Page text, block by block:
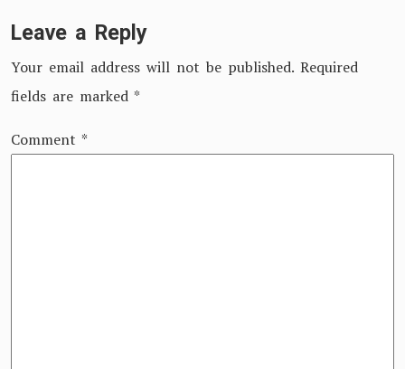
Leave a Reply
Your email address will not be published. Required
fields are marked *
Comment *